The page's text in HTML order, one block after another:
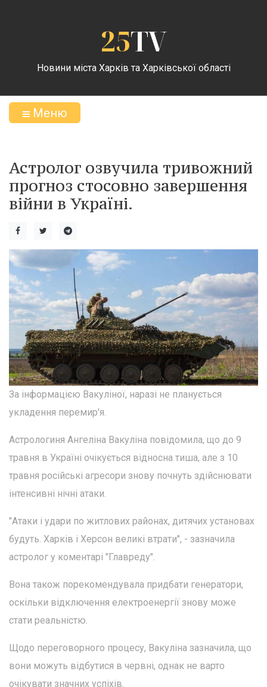
25TV
Новини міста Харків та Харківської області
Меню
Астролог озвучила тривожний
прогноз стосовно завершення
війни в Україні.
За інформацією Вакуліної, наразі не планується
укладення перемир'я.
Астрологиня Ангеліна Вакуліна повідомила, що до 9
травня в Україні очікується відносна тиша, але з 10
травня російські агресори знову почнуть здійснювати
інтенсивні нічні атаки.
"Атаки і удари по житлових районах, дитячих установах
будуть. Харків і Херсон великі втрати", - зазначила
астролог у коментарі "Главреду".
Вона також порекомендувала придбати генератори,
оскільки відключення електроенергії знову може
стати реальністю.
Щодо переговорного процесу, Вакуліна зазначила, що
вони можуть відбутися в червні, однак не варто
очікувати значних успіхів.